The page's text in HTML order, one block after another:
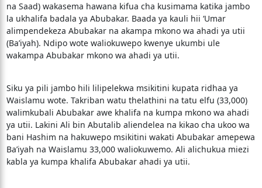
na Saad) wakasema hawana kifua cha kusimama katika jambo
la ukhalifa badala ya Abubakar. Baada ya kauli hii ‘Umar
alimpendekeza Abubakar na akampa mkono wa ahadi ya utii
(Ba’iyah). Ndipo wote waliokuwepo kwenye ukumbi ule
wakampa Abubakar mkono wa ahadi ya utii.
Siku ya pili jambo hili lilipelekwa msikitini kupata ridhaa ya
Waislamu wote. Takriban watu thelathini na tatu elfu (33,000)
walimkubali Abubakar awe khalifa na kumpa mkono wa ahadi
ya utii. Lakini Ali bin Abutalib aliendelea na kikao cha ukoo wa
bani Hashim na hakuwepo msikitini wakati Abubakar amepewa
Ba’iyah na Waislamu 33,000 waliokuwemo. Ali alichukua miezi
kabla ya kumpa khalifa Abubakar ahadi ya utii.